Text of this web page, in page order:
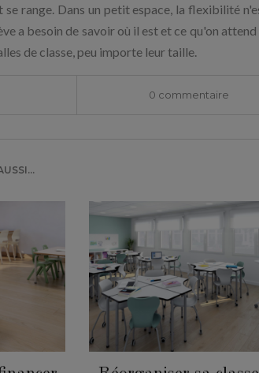
range. Dans un petit espace, la flexibilité
a besoin de savoir où il est et ce qu'on attend
de classe, peu importe leur taille.
0 commentaire